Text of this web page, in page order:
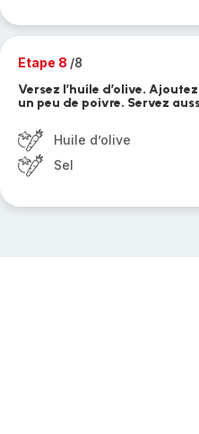
Etape 8 /8
Versez l’huile d’olive.
un peu de poivre. Servez
Huile d’olive
Sel